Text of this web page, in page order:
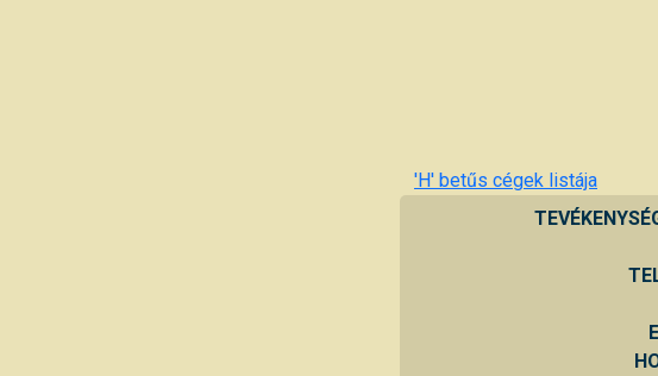
'H' betűs cégek listája